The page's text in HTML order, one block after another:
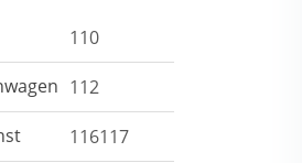
110
112
116117